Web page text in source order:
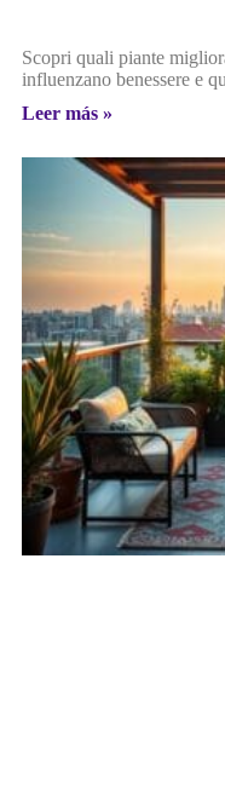
Scopri quali piante
influenzano benessere e
Leer más »